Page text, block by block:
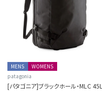
MENS
WOMENS
patagonia
[パタゴニア]ブラックホール・MLC 45L